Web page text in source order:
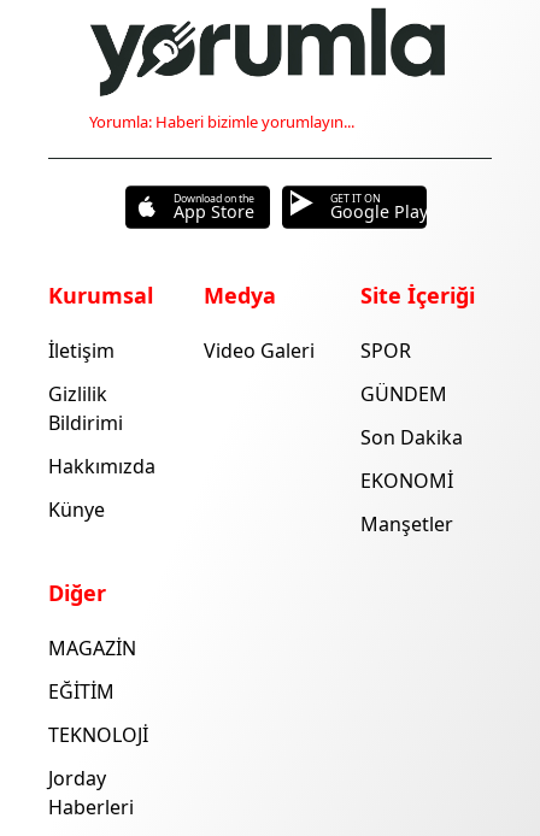
Yorumla: Haberi bizimle yorumlayın...
Download on the
App Store
GET IT ON
Google Play
Kurumsal
İletişim
Gizlilik
Bildirimi
Hakkımızda
Künye
Medya
Video Galeri
Site İçeriği
SPOR
GÜNDEM
Son Dakika
EKONOMİ
Manşetler
Diğer
MAGAZİN
EĞİTİM
TEKNOLOJİ
Jorday
Haberleri